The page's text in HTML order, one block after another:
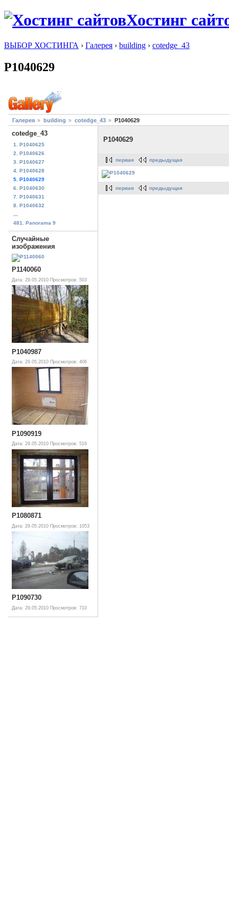
Хостинг
ВЫБОР ХОСТИНГА › Галерея › building › cotedge_43
P1040629
Галерея building cotedge_43 P1040629
cotedge_43
1. P1040625
2. P1040626
3. P1040627
4. P1040628
5. P1040629
6. P1040630
7. P1040631
8. P1040632
...
481. Panorama 9
Случайные
изображения
P1140060
Дата: 29.05.2010 Просмотров: 503
P1040987
Дата: 29.05.2010 Просмотров: 406
P1090919
Дата: 29.05.2010 Просмотров: 516
P1080871
Дата: 29.05.2010 Просмотров: 1053
P1090730
Дата: 29.05.2010 Просмотров: 710
P1040629
первая предыдущая
первая предыдущая